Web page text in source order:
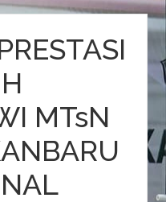
MTsN